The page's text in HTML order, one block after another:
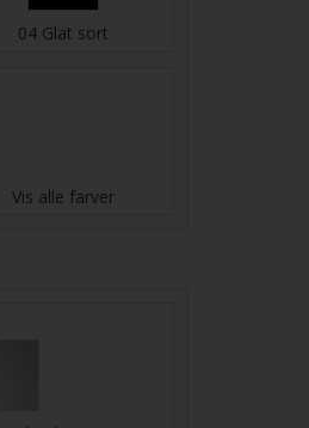
04 Glat sort
Vis alle farver